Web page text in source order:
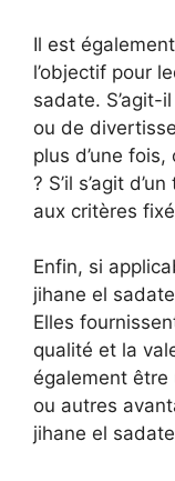
Il est
l’objectif pour
sadate. S’agit-
ou de
plus d’une
? S’il s’agit
aux critères
Enfin, si
jihane el
Elles
qualité et la
également être
ou autres
jihane el